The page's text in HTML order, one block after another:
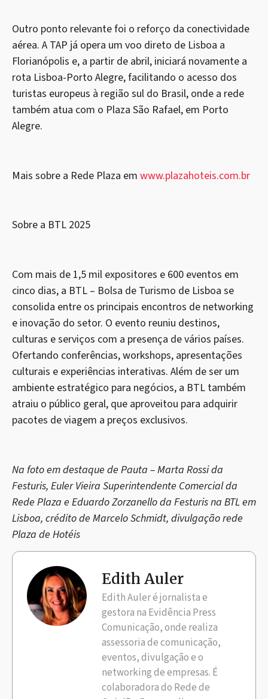
Outro ponto relevante foi o reforço da conectividade
aérea. A TAP já opera um voo direto de Lisboa a
Florianópolis e, a partir de abril, iniciará novamente a
rota Lisboa-Porto Alegre, facilitando o acesso dos
turistas europeus à região sul do Brasil, onde a rede
também atua com o Plaza São Rafael, em Porto
Alegre.
Mais sobre a Rede Plaza em www.plazahoteis.com.br
Sobre a BTL 2025
Com mais de 1,5 mil expositores e 600 eventos em
cinco dias, a BTL – Bolsa de Turismo de Lisboa se
consolida entre os principais encontros de networking
e inovação do setor. O evento reuniu destinos,
culturas e serviços com a presença de vários países.
Ofertando conferências, workshops, apresentações
culturais e experiências interativas. Além de ser um
ambiente estratégico para negócios, a BTL também
atraiu o público geral, que aproveitou para adquirir
pacotes de viagem a preços exclusivos.
Na foto em destaque de Pauta – Marta Rossi da
Festuris, Euler Vieira Superintendente Comercial da
Rede Plaza e Eduardo Zorzanello da Festuris na BTL em
Lisboa, crédito de Marcelo Schmidt, divulgação rede
Plaza de Hotéis
Edith Auler
Edith Auler é jornalista e
gestora na Evidência Press
Comunicação, onde realiza
assessoria de comunicação,
eventos, divulgação e o
networking de empresas. É
colaboradora do Rede de